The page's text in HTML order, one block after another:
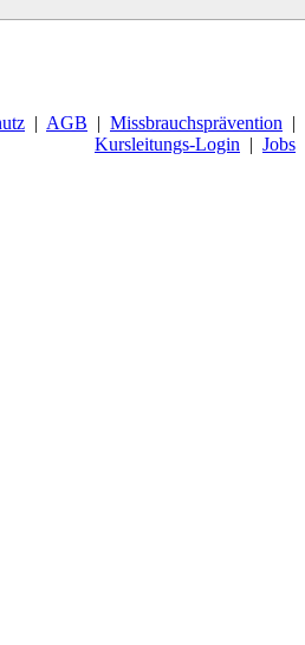
| AGB | Missbrauchsprävention |
Kursleitungs-Login | Jobs